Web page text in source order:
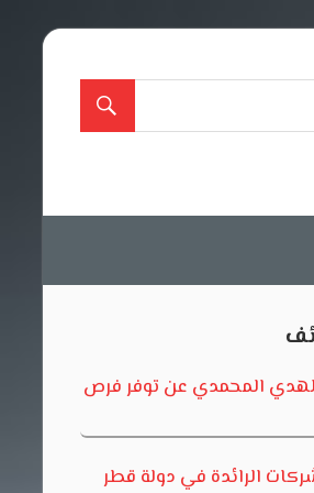
المحمدي عن توفر فرص
الرائدة في دولة قطر